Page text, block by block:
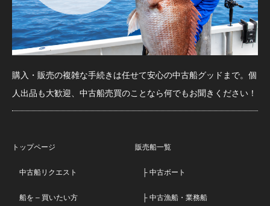
購入・販売の複雑な手続きは任せて安心の中古船グッドまで。個
人出品も大歓迎、中古船売買のことなら何でもお聞きください！
トップページ
中古船リクエスト
船を – 買いたい方
販売船一覧
├ 中古ボート
├ 中古漁船・業務船